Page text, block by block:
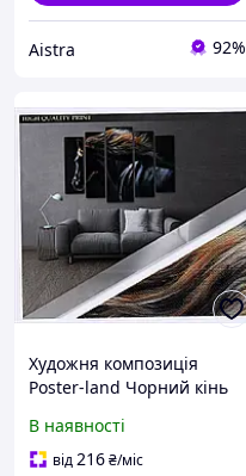
Aistra 92%
Художня композиція
Poster-land Чорний кінь
В наявності
від216₴/міс